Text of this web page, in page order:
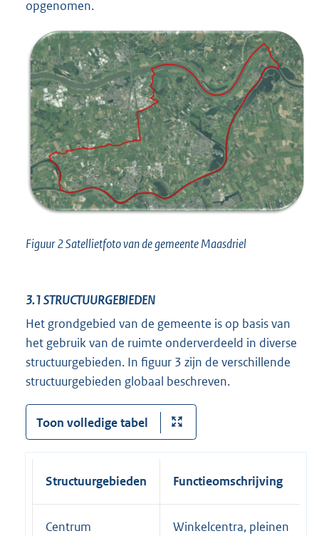
opgenomen.
Figuur 2 Satellietfoto van de gemeente Maasdriel
3.1STRUCTUURGEBIEDEN
Het grondgebied van de gemeente is op basis van
het gebruik van de ruimte onderverdeeld in diverse
structuurgebieden. In figuur 3 zijn de verschillende
structuurgebieden globaal beschreven.
Toon volledige tabel
Structuurgebieden Functieomschrijving
Centrum
Winkelcentra, pleinen